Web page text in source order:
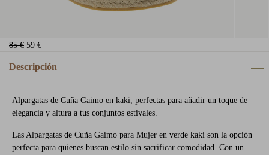
85 € 59 €
Descripción
Alpargatas de Cuña Gaimo en kaki, perfectas para añadir un toque de
elegancia y altura a tus conjuntos estivales.
Las Alpargatas de Cuña Gaimo para Mujer en verde kaki son la opción
perfecta para quienes buscan estilo sin sacrificar comodidad. Con un